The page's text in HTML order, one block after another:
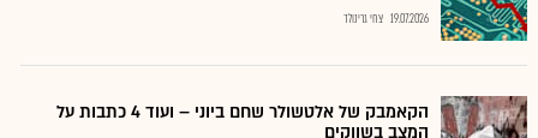
19.07.2026 צחי גרינולד
הקאמבק של אלטשולר שחם ביוני – ועוד 4 כתבות על
המצב בשווקים